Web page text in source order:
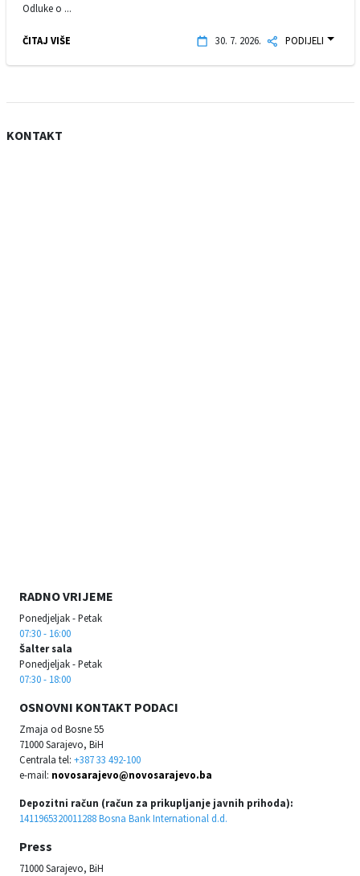
Odluke o ...
ČITAJ VIŠE 30. 7. 2026. PODIJELI
KONTAKT
RADNO VRIJEME
Ponedjeljak - Petak
07:30 - 16:00
Šalter sala
Ponedjeljak - Petak
07:30 - 18:00
OSNOVNI KONTAKT PODACI
Zmaja od Bosne 55
71000 Sarajevo, BiH
Centrala tel: +387 33 492-100
e-mail: novosarajevo@novosarajevo.ba
Depozitni račun (račun za prikupljanje javnih prihoda):
1411965320011288 Bosna Bank International d.d.
Press
71000 Sarajevo, BiH